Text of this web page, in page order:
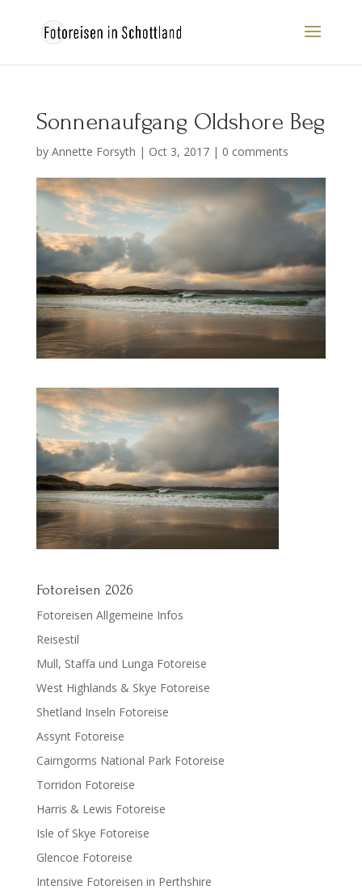
Sonnenaufgang Oldshore Beg
by Annette Forsyth | Oct 3, 2017| 0 comments
Fotoreisen 2026
Fotoreisen Allgemeine Infos
Reisestil
Mull, Staffa und Lunga Fotoreise
West Highlands & Skye Fotoreise
Shetland Inseln Fotoreise
Assynt Fotoreise
Cairngorms National Park Fotoreise
Torridon Fotoreise
Harris & Lewis Fotoreise
Isle of Skye Fotoreise
Glencoe Fotoreise
Intensive Fotoreisen in Perthshire